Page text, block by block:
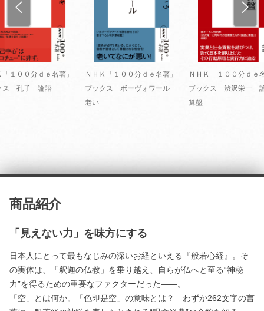
１００分ｄｅ名著」
ス 孔子 論語
ＮＨＫ「１００分ｄｅ名著」
ブックス ボーヴォワール
老い
ＮＨＫ「１００分ｄｅ
ブックス 渋沢栄一
算盤
商品紹介
「見えない力」を味方にする
日本人にとって最もなじみの深いお経といえる『般若心経』。そ
の実体は、「釈迦の仏教」を乗り越え、自らが仏へと至る“神秘
力”を得るための重要なファクターだった――。
「空」とは何か。「色即是空」の意味とは？ わずか262文字の言